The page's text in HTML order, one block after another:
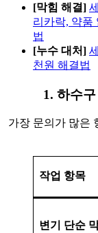
[막힘 해결]
리카락, 약품
법
[누수 대처]
천원 해결법
1. 하수
가장 문의가 많은
작업 항목
변기 단순